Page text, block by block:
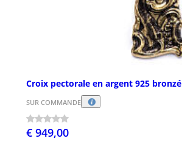
Croix pectorale en argent 925 bronzé
SUR COMMANDE
€ 949,00